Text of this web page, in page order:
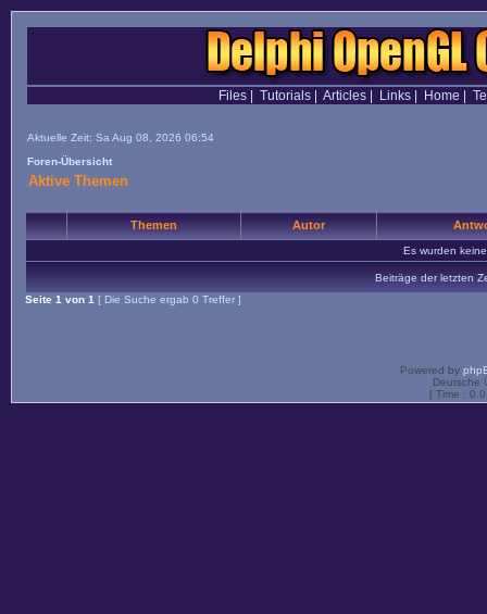
Files| Tutorials| Articles| Links| Home
Aktuelle Zeit: Sa Aug 08, 2026 06:54
Foren-Übersicht
Aktive Themen
Themen Autor
Es wurden
Beiträge der letzten
Seite 1 von 1 [ Die Suche ergab 0 Treffer ]
Powered by
Deutsche
[ Time :